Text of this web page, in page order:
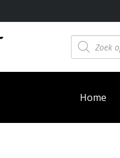
Producten
zoeken
Home